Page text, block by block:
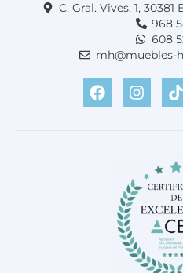
C. Gral. Vives, 1,
968
608
mh@muebles-
F
a
c
I
n
s
a
m
T
i